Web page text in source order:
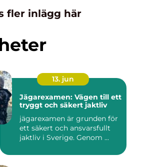
fler inlägg här
13. jun
Jägarexamen: Vägen till ett
tryggt och säkert jaktliv
jägarexamen är grunden för
ett säkert och ansvarsfullt
jaktliv i Sverige. Genom ...